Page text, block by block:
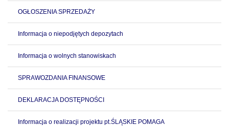
OGŁOSZENIA SPRZEDAŻY
Informacja o niepodjętych depozytach
Informacja o wolnych stanowiskach
SPRAWOZDANIA FINANSOWE
DEKLARACJA DOSTĘPNOŚCI
Informacja o realizacji projektu pt.ŚLĄSKIE POMAGA